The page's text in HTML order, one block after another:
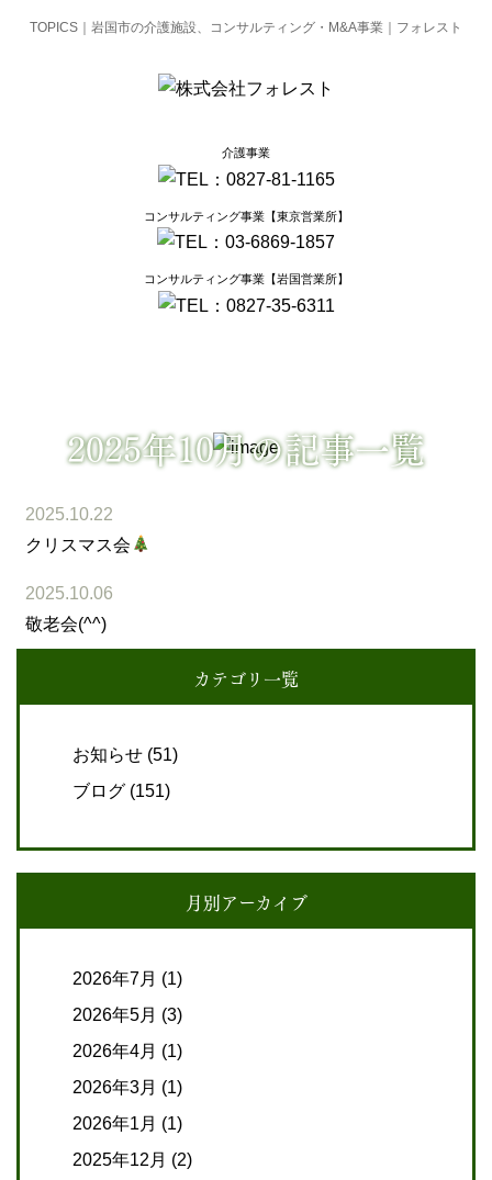
TOPICS｜岩国市の介護施設、コンサルティング・M&A事業｜フォレスト
介護事業
コンサルティング事業【東京営業所】
コンサルティング事業【岩国営業所】
2025年10月の記事一覧
2025.10.22
クリスマス会
2025.10.06
敬老会(^^)
カテゴリ一覧
お知らせ (51)
ブログ (151)
月別アーカイブ
2026年7月 (1)
2026年5月 (3)
2026年4月 (1)
2026年3月 (1)
2026年1月 (1)
2025年12月 (2)